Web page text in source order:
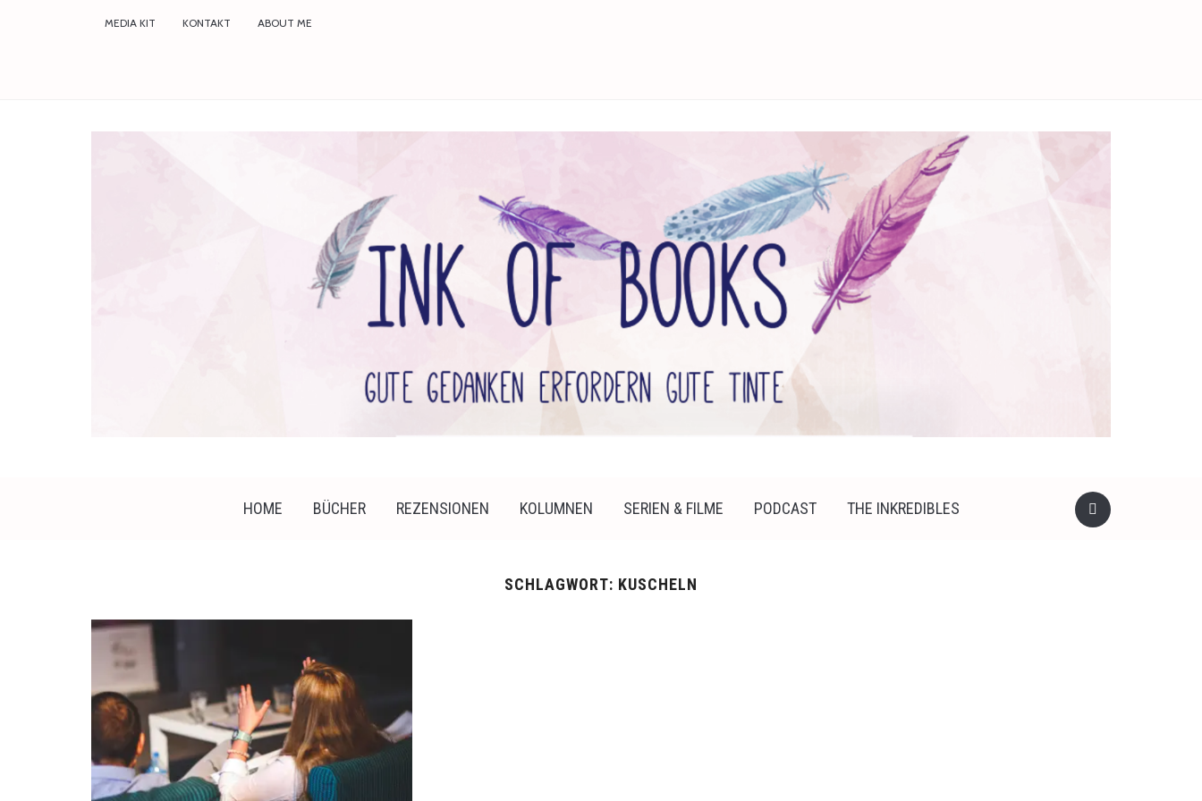
MEDIA KIT KONTAKT ABOUT ME
HOME BÜCHER REZENSIONEN KOLUMNEN SERIEN & FILME PODCAST THE INKREDIBLES
SCHLAGWORT: KUSCHELN